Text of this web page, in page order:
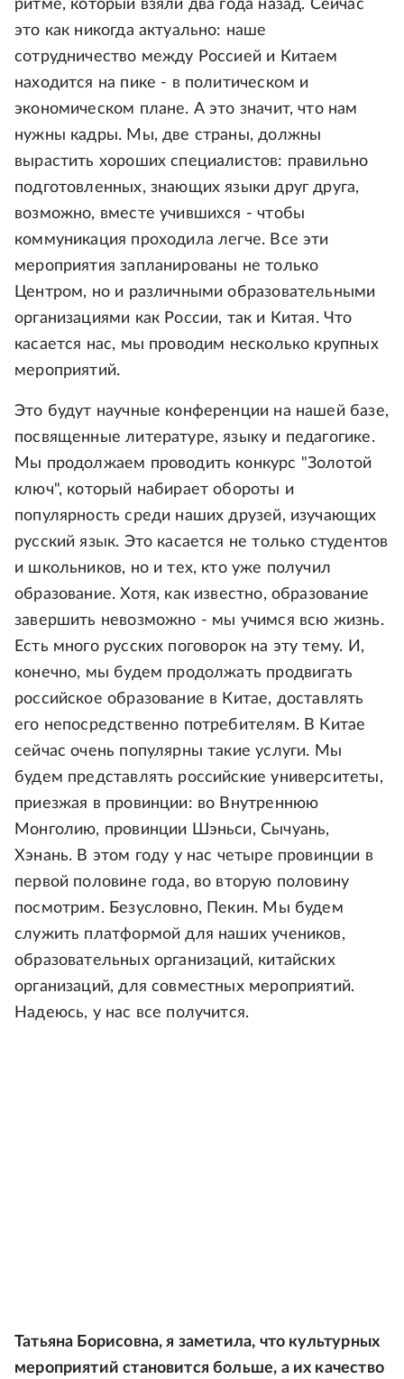
ритме, который взяли два года назад. Сейчас
это как никогда актуально: наше
сотрудничество между Россией и Китаем
находится на пике - в политическом и
экономическом плане. А это значит, что нам
нужны кадры. Мы, две страны, должны
вырастить хороших специалистов: правильно
подготовленных, знающих языки друг друга,
возможно, вместе учившихся - чтобы
коммуникация проходила легче. Все эти
мероприятия запланированы не только
Центром, но и различными образовательными
организациями как России, так и Китая. Что
касается нас, мы проводим несколько крупных
мероприятий.
Это будут научные конференции на нашей базе,
посвященные литературе, языку и педагогике.
Мы продолжаем проводить конкурс "Золотой
ключ", который набирает обороты и
популярность среди наших друзей, изучающих
русский язык. Это касается не только студентов
и школьников, но и тех, кто уже получил
образование. Хотя, как известно, образование
завершить невозможно - мы учимся всю жизнь.
Есть много русских поговорок на эту тему. И,
конечно, мы будем продолжать продвигать
российское образование в Китае, доставлять
его непосредственно потребителям. В Китае
сейчас очень популярны такие услуги. Мы
будем представлять российские университеты,
приезжая в провинции: во Внутреннюю
Монголию, провинции Шэньси, Сычуань,
Хэнань. В этом году у нас четыре провинции в
первой половине года, во вторую половину
посмотрим. Безусловно, Пекин. Мы будем
служить платформой для наших учеников,
образовательных организаций, китайских
организаций, для совместных мероприятий.
Надеюсь, у нас все получится.
Татьяна Борисовна, я заметила, что культурных
мероприятий становится больше, а их качество